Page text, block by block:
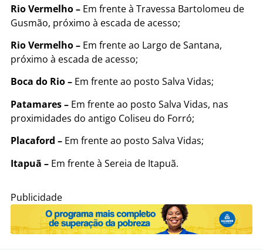
Rio Vermelho – Em frente à Travessa Bartolomeu de
Gusmão, próximo à escada de acesso;
Rio Vermelho – Em frente ao Largo de Santana,
próximo à escada de acesso;
Boca do Rio – Em frente ao posto Salva Vidas;
Patamares – Em frente ao posto Salva Vidas, nas
proximidades do antigo Coliseu do Forró;
Placaford – Em frente ao posto Salva Vidas;
Itapuã – Em frente à Sereia de Itapuã.
Publicidade